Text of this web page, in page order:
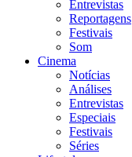
Entrevistas
Reportagens
Festivais
Som
Cinema
Notícias
Análises
Entrevistas
Especiais
Festivais
Séries